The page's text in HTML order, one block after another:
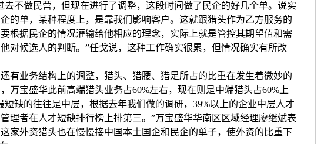
不做民营，但现在进行了调整，这段时间做了民企的好几个单。说实
的单，某种程度上，是靠我们影响客户。这就跟猎头作为乙方服务的
根据民企的情况灌输给他相应的理念，实际上就是管控其期望值和需
对候选人的判断。”任戈说，这种工作确实很累，但情况确实有所改
业务结构上的调整，猎头、猎腰、猎足所占的比重在发生着微妙的
万宝盛华此前高端猎头业务占60%左右，现在则是中端猎头占60%上
短缺的往往是中层，根据去年我们做的调研，39%以上的企业中层人才
理者在人才短缺排行榜上排第三。”万宝盛华华南区区域经理廖继斌表
家外资猎头也在慢慢接中国本土国企和民企的单子，使外资的比重下